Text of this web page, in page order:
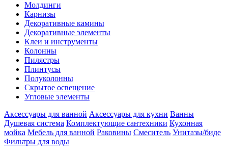
Молдинги
Карнизы
Декоративные камины
Декоративные элементы
Клеи и инструменты
Колонны
Пилястры
Плинтусы
Полуколонны
Скрытое освещение
Угловые элементы
Аксессуары для ванной Аксессуары для кухни Ванны
Душевая система Комплектующие сантехники Кухонная
мойка Мебель для ванной Раковины Смеситель Унитазы/биде
Фильтры для воды